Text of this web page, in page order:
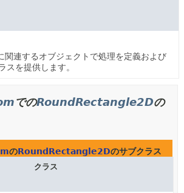
関連するオブジェクトで処理を定義および
スを提供します。
でのRoundRectangle2Dの
のRoundRectangle2Dのサブクラス
クラス